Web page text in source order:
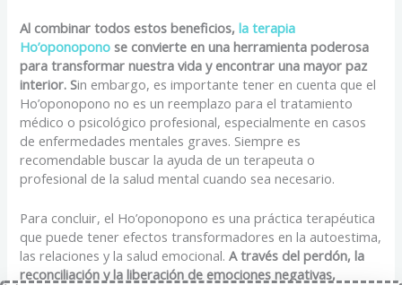
Al combinar todos estos beneficios,la terapia
Ho’oponopono se convierte en una herramienta poderosa
para transformar nuestra vida y encontrar una mayor paz
interior. Sin embargo, es importante tener en cuenta que el
Ho’oponopono no es un reemplazo para el tratamiento
médico o psicológico profesional, especialmente en casos
de enfermedades mentales graves. Siempre es
recomendable buscar la ayuda de un terapeuta o
profesional de la salud mental cuando sea necesario.
Para concluir, el Ho’oponopono es una práctica terapéutica
que puede tener efectos transformadores en la autoestima,
las relaciones y la salud emocional.A través del perdón, la
reconciliación y la liberación de emociones negativas,